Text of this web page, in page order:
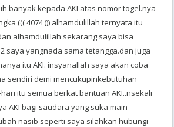
banyak kepada AKI atas nomor togel.nya
((( 4074 ))) alhamdulillah ternyata itu
alhamdulillah sekarang saya bisa
saya yangnada sama tetangga.dan juga
itu AKI. insyanallah saya akan coba
sendiri demi mencukupinkebutuhan
itu semua berkat bantuan AKI..nsekali
AKI bagi saudara yang suka main
nasib seperti saya silahkan hubungi